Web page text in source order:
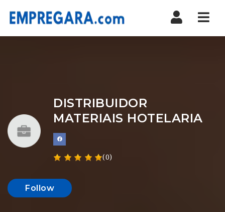
DISTRIBUIDOR
MATERIAIS HOTELARIA
(0)
Follow